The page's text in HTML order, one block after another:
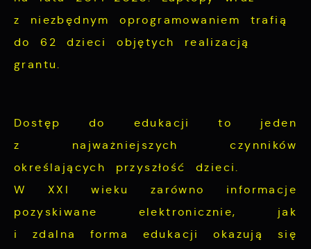
z niezbędnym oprogramowaniem trafią
do 62 dzieci objętych realizacją
grantu.
Dostęp do edukacji to jeden
z najważniejszych czynników
określających przyszłość dzieci.
W XXI wieku zarówno informacje
pozyskiwane elektronicznie, jak
i zdalna forma edukacji okazują się
Firmy te działają w charakterze
pośredników prezentujących nasze treści w
postaci wiadomości, ofert, komunikatów